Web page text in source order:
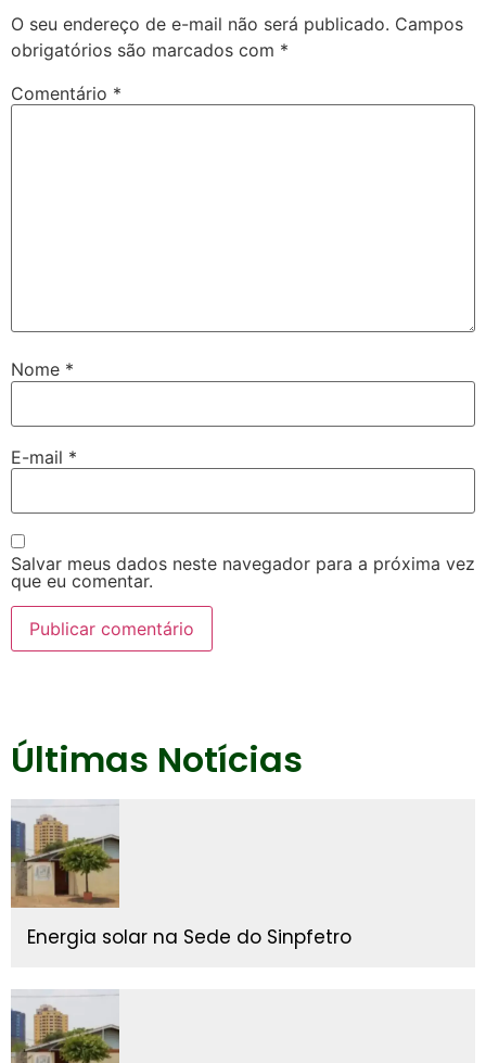
O seu endereço de e-mail não será publicado. Campos
obrigatórios são marcados com *
Comentário *
Nome *
E-mail *
Salvar meus dados neste navegador para a próxima vez
que eu comentar.
Últimas Notícias
Energia solar na Sede do Sinpfetro